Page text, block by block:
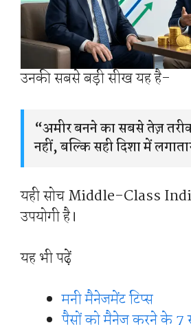
उनकी सबसे बड़ी सीख यह है-
“अमीर बनने का सबसे तेज़
नहीं, बल्कि सही दिशा में
यही सोच Middle-Class
उपयोगी है।
यह भी पढ़ें
मनी मैनेजमेंट टिप्स